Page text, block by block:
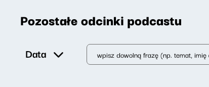
Pozostałe odcinki podcastu
Data